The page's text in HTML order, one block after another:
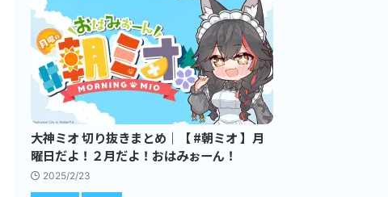
大神ミオ 切り抜きまとめ｜【 #朝ミオ 】月
曜日だよ！２月だよ！おはみぉーん！
2025/2/23